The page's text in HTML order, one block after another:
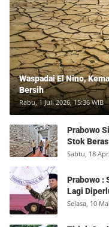
Waspadai El Nino,
Bersih
Rabu, 1 Juli 2026, 15:36 WIB
Prabowo
Stok
Sabtu, 18
Prabowo :
Lagi
Selasa, 10